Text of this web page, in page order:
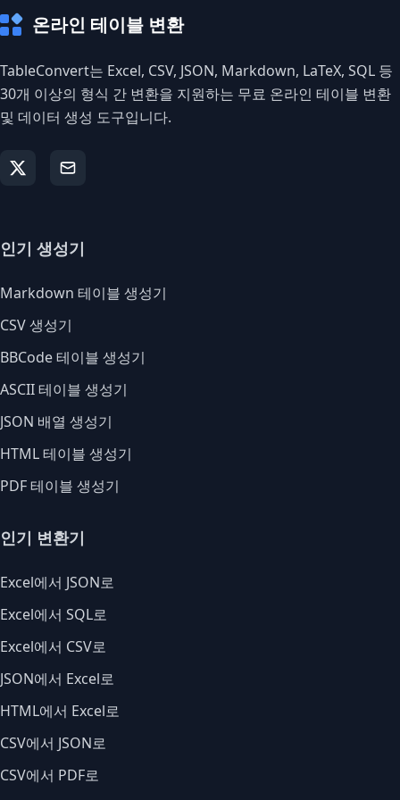
온라인 테이블 변환
TableConvert는 Excel, CSV, JSON, Markdown, LaTeX, SQL 등
30개 이상의 형식 간 변환을 지원하는 무료 온라인 테이블 변환
및 데이터 생성 도구입니다.
인기 생성기
Markdown 테이블 생성기
CSV 생성기
BBCode 테이블 생성기
ASCII 테이블 생성기
JSON 배열 생성기
HTML 테이블 생성기
PDF 테이블 생성기
인기 변환기
Excel에서 JSON로
Excel에서 SQL로
Excel에서 CSV로
JSON에서 Excel로
HTML에서 Excel로
CSV에서 JSON로
CSV에서 PDF로